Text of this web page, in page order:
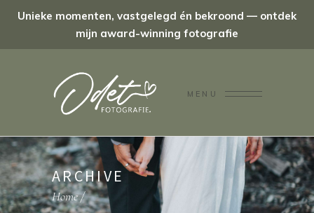
Unieke momenten, vastgelegd én bekroond — ontdek
mijn award-winning fotografie
MENU
ARCHIVE
Home/